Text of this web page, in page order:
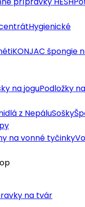
Hygienické
KONJAC špongie
na joguPodložky
z NepáluSošky
na vonné tyčinky
na tvár